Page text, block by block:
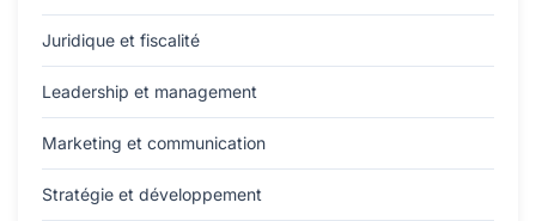
Juridique et fiscalité
Leadership et management
Marketing et communication
Stratégie et développement